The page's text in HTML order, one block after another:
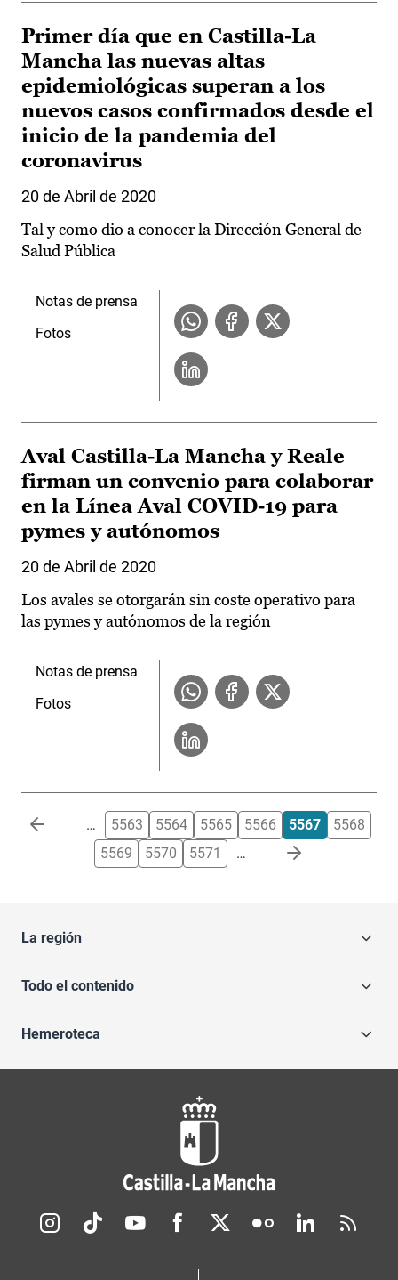
Primer día que en Castilla-La
Mancha las nuevas altas
epidemiológicas superan a los
nuevos casos confirmados desde el
inicio de la pandemia del
coronavirus
20 de Abril de 2020
Tal y como dio a conocer la Dirección General de
Salud Pública
Notas de prensa
Fotos
Aval Castilla-La Mancha y Reale
firman un convenio para colaborar
en la Línea Aval COVID-19 para
pymes y autónomos
20 de Abril de 2020
Los avales se otorgarán sin coste operativo para
las pymes y autónomos de la región
Notas de prensa
Fotos
Paginación … 5563 5564 5565 5566 5567
5568
5569
5570 5571 …
La región
Todo el contenido
Hemeroteca
Redes sociales JCCM